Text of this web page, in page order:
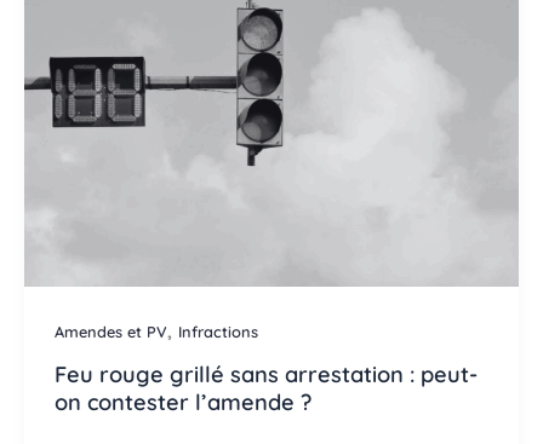
Amendes et PV, Infractions
Feu rouge grillé sans arrestation : peut-
on contester l’amende ?